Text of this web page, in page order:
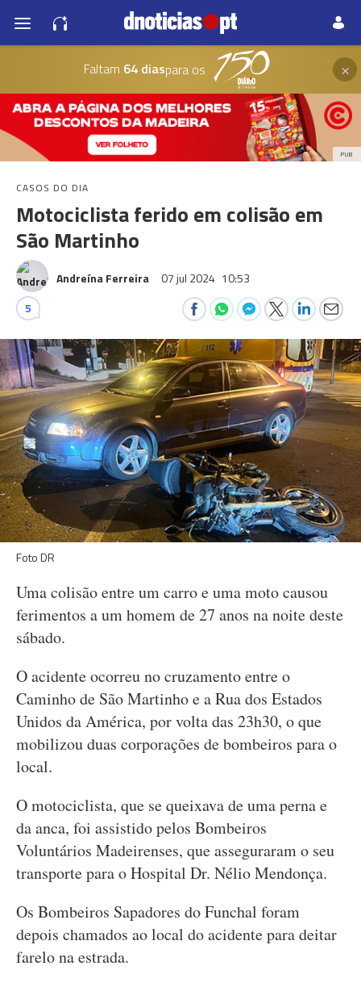
Faltam 64 diaspara os ×
PUB
CASOS DO DIA
Motociclista ferido em colisão em
São Martinho
Andreína Ferreira 07 jul 2024 10:53
5
Foto DR
Uma colisão entre um carro e uma moto causou
ferimentos a um homem de 27 anos na noite deste
sábado.
O acidente ocorreu no cruzamento entre o
Caminho de São Martinho e a Rua dos Estados
Unidos da América, por volta das 23h30, o que
mobilizou duas corporações de bombeiros para o
local.
O motociclista, que se queixava de uma perna e
da anca, foi assistido pelos Bombeiros
Voluntários Madeirenses, que asseguraram o seu
transporte para o Hospital Dr. Nélio Mendonça.
Os Bombeiros Sapadores do Funchal foram
depois chamados ao local do acidente para deitar
farelo na estrada.